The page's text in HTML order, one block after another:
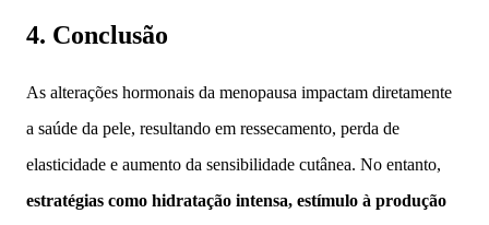
4. Conclusão
As alterações hormonais da menopausa impactam diretamente
a saúde da pele, resultando em ressecamento, perda de
elasticidade e aumento da sensibilidade cutânea. No entanto,
estratégias como hidratação intensa, estímulo à produção